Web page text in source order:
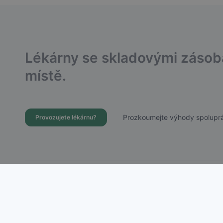
Lékárny se skladovými
místě.
Provozujete lékárnu? Prozkoumejte výhody